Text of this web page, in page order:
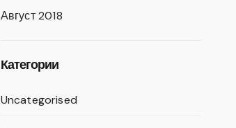
Август 2018
Категории
Uncategorised